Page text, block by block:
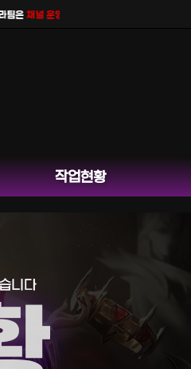
채널 운영을 하지 않으며 공식 홈페이지 카카
작업현황